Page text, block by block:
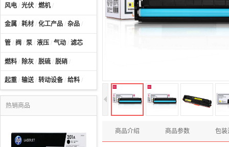
风电 / 光伏 / 燃机/
金属 / 耗材 / 化工产品 / 杂品 /
管 / 阀 / 泵 / 液压 / 气动 / 滤芯
燃料 / 除灰 / 脱硫 / 脱硝 /
起重 / 输送/ 转动设备 / 给料 /
热销商品
商品介绍 商品参数 包装